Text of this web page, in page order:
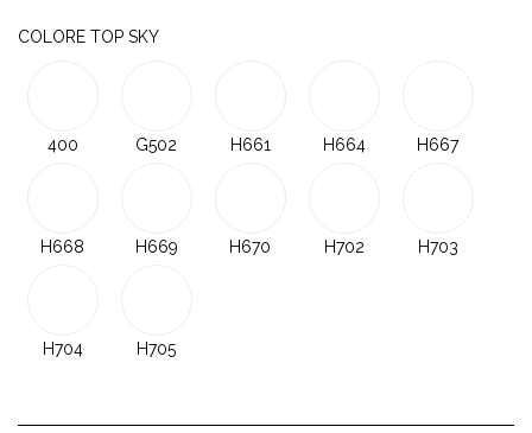
COLORE TOP SKY
400 G502 H661 H664 H667
H668 H669 H670 H702 H703
H704 H705